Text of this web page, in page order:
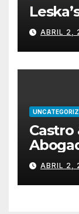
ABRIL 2,
Castro
ABRIL 2,